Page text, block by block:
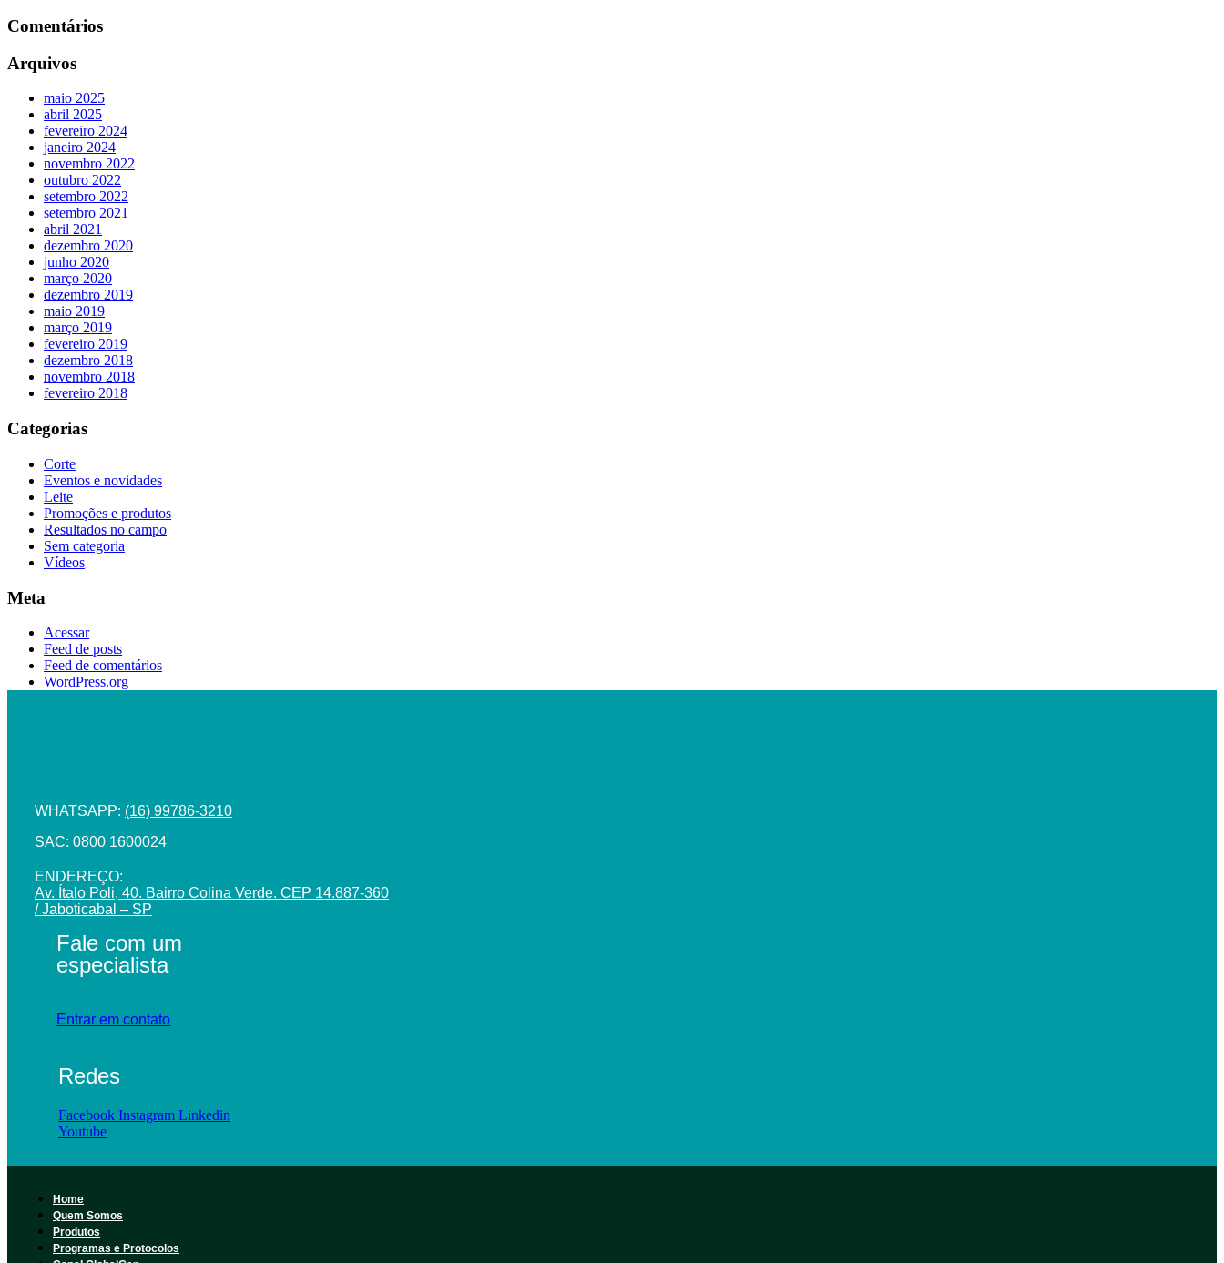
Comentários
Arquivos
maio 2025
abril 2025
fevereiro 2024
janeiro 2024
novembro 2022
outubro 2022
setembro 2022
setembro 2021
abril 2021
dezembro 2020
junho 2020
março 2020
dezembro 2019
maio 2019
março 2019
fevereiro 2019
dezembro 2018
novembro 2018
fevereiro 2018
Categorias
Corte
Eventos e novidades
Leite
Promoções e produtos
Resultados no campo
Sem categoria
Vídeos
Meta
Acessar
Feed de posts
Feed de comentários
WordPress.org
WHATSAPP: (16) 99786-3210
SAC: 0800 1600024
ENDEREÇO:
Av. Ítalo Poli, 40. Bairro Colina Verde. CEP 14.887-360
/ Jaboticabal – SP
Fale com um
especialista
Entrar em contato
Redes
Facebook Instagram Linkedin
Youtube
Home
Quem Somos
Produtos
Programas e Protocolos